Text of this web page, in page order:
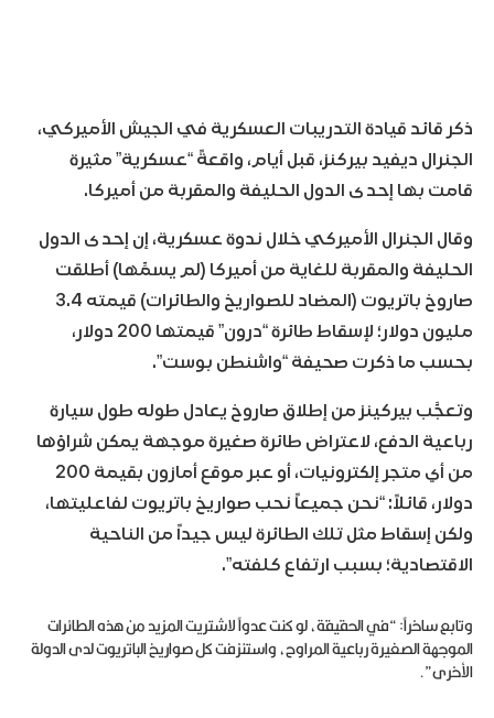
ذكر قائد قيادة التدريبات العسكرية في الجيش الأميركي،
الجنرال ديفيد بيركنز، قبل أيام، واقعةً “عسكرية” مثيرة
قامت بها إحدى الدول الحليفة والمقربة من أميركا.
وقال الجنرال الأميركي خلال ندوة عسكرية، إن إحدى الدول
الحليفة والمقربة للغاية من أميركا (لم يسمِّها) أطلقت
صاروخ باتريوت (المضاد للصواريخ والطائرات) قيمته 3.4
مليون دولار؛ لإسقاط طائرة “درون” قيمتها 200 دولار،
بحسب ما ذكرت صحيفة “واشنطن بوست”.
وتعجَّب بيركينز من إطلاق صاروخ يعادل طوله طول سيارة
رباعية الدفع، لاعتراض طائرة صغيرة موجهة يمكن شراؤها
من أي متجر إلكترونيات، أو عبر موقع أمازون بقيمة 200
دولار، قائلاً: “نحن جميعاً نحب صواريخ باتريوت لفاعليتها،
ولكن إسقاط مثل تلك الطائرة ليس جيداً من الناحية
الاقتصادية؛ بسبب ارتفاع كلفته”.
وتابع ساخراً: “في الحقيقة، لو كنت عدواً لاشتريت المزيد من هذه الطائرات
الموجهة الصغيرة رباعية المراوح، واستنزفت كل صواريخ الباتريوت لدى الدولة
الأخرى”.